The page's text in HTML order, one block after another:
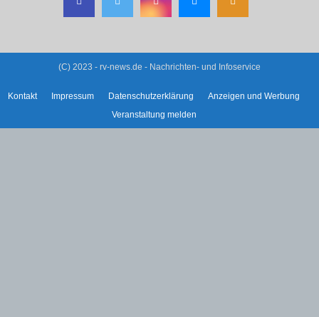
(C) 2023 - rv-news.de - Nachrichten- und Infoservice
Kontakt Impressum Datenschutzerklärung
Anzeigen und Werbung
Veranstaltung melden